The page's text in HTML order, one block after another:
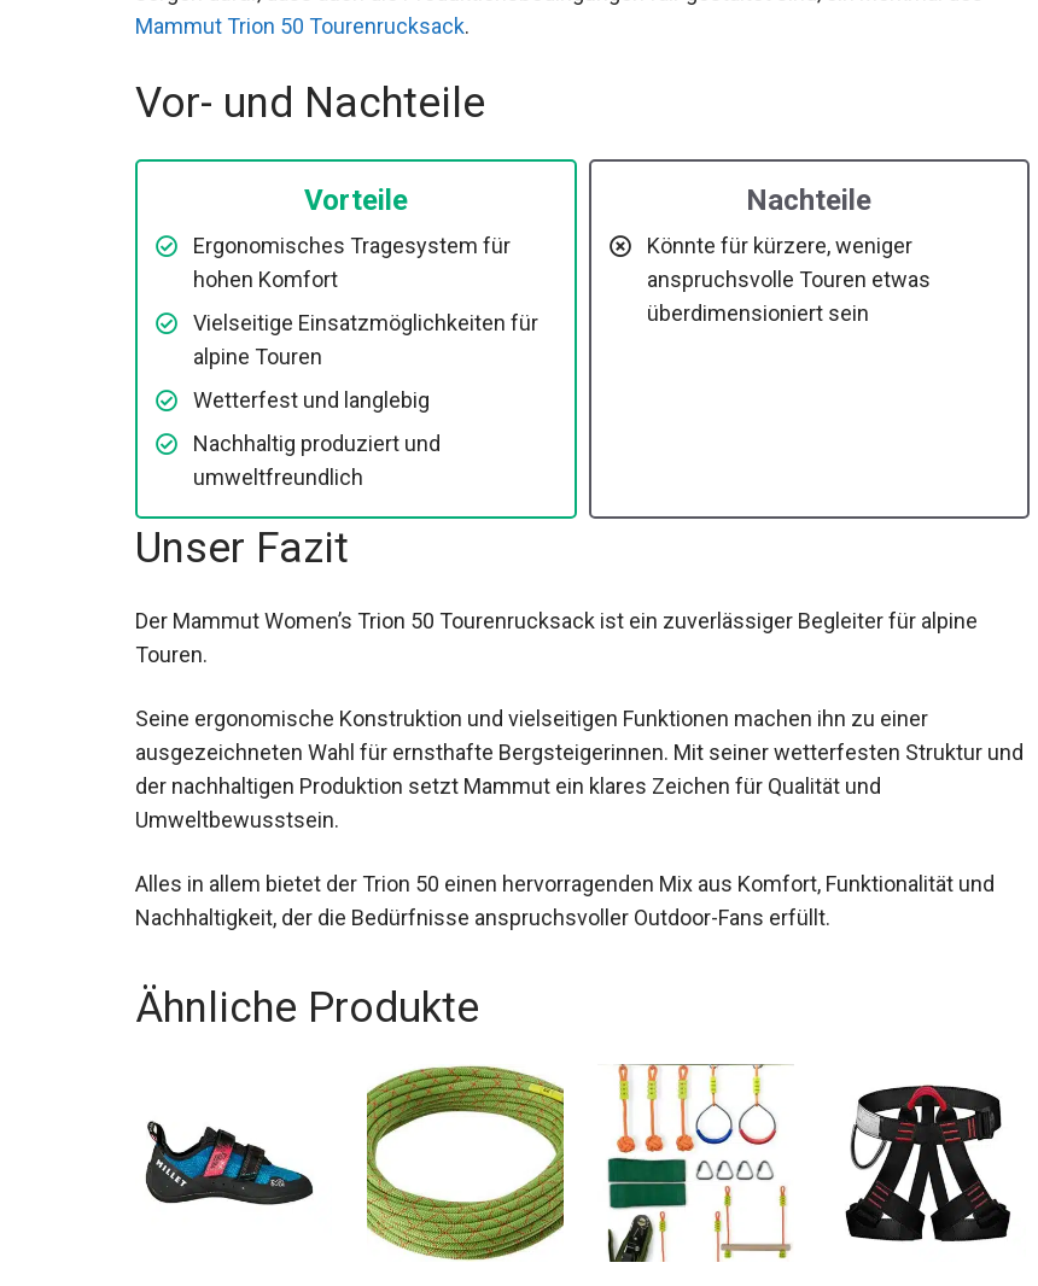
sorgen dafür, dass auch die Produktionsbedingungen fair gestaltet sind, ein Merkmal des
Vor- und Nachteile
Vorteile
Ergonomisches Tragesystem für
Vielseitige Einsatzmöglichkeiten für
Nachhaltig produziert und
Nachteile
Könnte für kürzere, weniger
anspruchsvolle Touren etwas
Unser Fazit
Der Mammut Women’s Trion 50 Tourenrucksack ist ein zuverlässiger Begleiter für alpine
Seine ergonomische Konstruktion und vielseitigen Funktionen machen ihn zu einer
ausgezeichneten Wahl für ernsthafte Bergsteigerinnen. Mit seiner wetterfesten Struktur
und der nachhaltigen Produktion setzt Mammut ein klares Zeichen für Qualität und
Alles in allem bietet der Trion 50 einen hervorragenden Mix aus Komfort, Funktionalität und
Ähnliche Produkte